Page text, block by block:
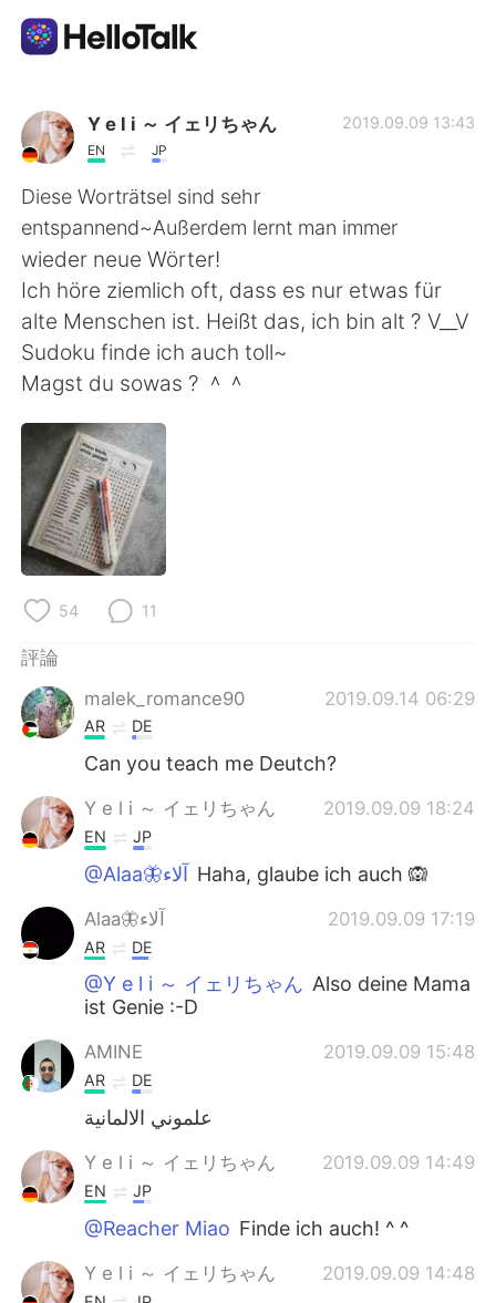
語言交換應用
AI Grammar Checker
繁體中文
English 简体中文
Español العربية
Français
日本語
Русский
Indonesia
Türkçe
Português
Y e l i ～ イェリちゃん
EN JP
2019.09.09 13:43
Diese Worträtsel sind sehr
entspannend~Außerdem lernt man immer
wieder neue Wörter!
Ich höre ziemlich oft, dass es nur etwas für
alte Menschen ist. Heißt das, ich bin alt ? V__V
Sudoku finde ich auch toll~
Magst du sowas ? ＾＾
54 11
評論
malek_romance90
2019.09.14 06:29
AR DE
Can you teach me Deutch?
Y e l i ～ イェリちゃん 2019.09.09 18:24
EN JP
@Alaa🦋آلاء Haha, glaube ich auch 🙉
Alaa🦋آلاء 2019.09.09 17:19
AR DE
@Y e l i ～ イェリちゃん Also deine Mama
ist Genie :-D
AMINE 2019.09.09 15:48
AR DE
علموني الالمانية
Y e l i ～ イェリちゃん 2019.09.09 14:49
EN JP
@Reacher Miao Finde ich auch! ^ ^
Y e l i ～ イェリちゃん 2019.09.09 14:48